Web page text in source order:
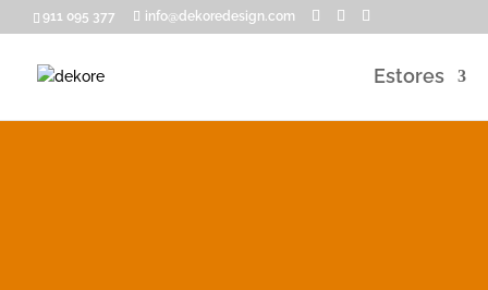
911 095 377 info@dekoredesign.com
Estores